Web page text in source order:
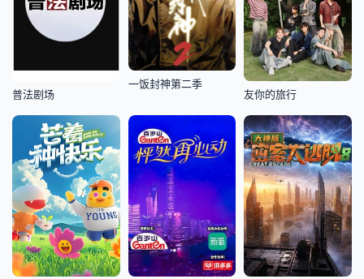
普法剧场
一饭封神第二季
友你的旅行